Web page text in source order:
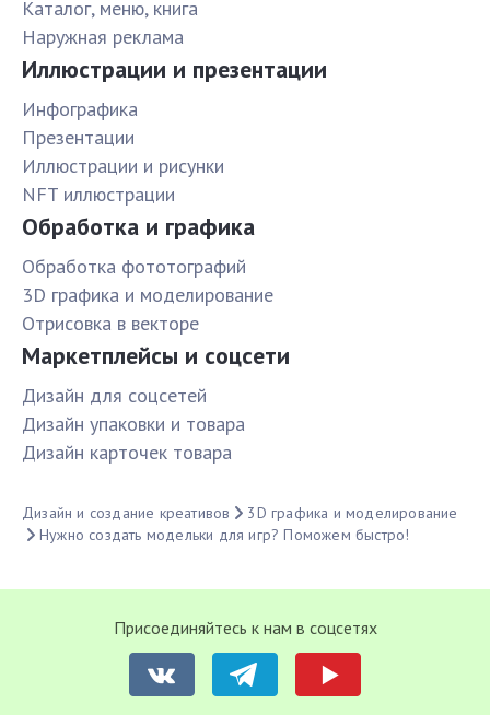
Каталог, меню, книга
Наружная реклама
Иллюстрации и презентации
Инфографика
Презентации
Иллюстрации и рисунки
NFT иллюстрации
Обработка и графика
Обработка фототографий
3D графика и моделирование
Отрисовка в векторе
Маркетплейсы и соцсети
Дизайн для соцсетей
Дизайн упаковки и товара
Дизайн карточек товара
Дизайн и создание креативов
3D графика и моделирование
Нужно создать модельки для игр? Поможем быстро!
Присоединяйтесь к нам в соцсетях